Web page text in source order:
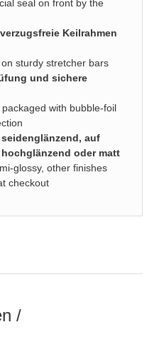
seal on front by the
Keilrahmen
sturdy stretcher bars
und sichere
with bubble-foil
auf
oder matt
glossy, other finishes
checkout
/